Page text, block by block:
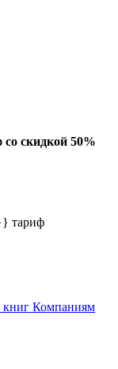
скидкой 50%
тариф
книг Компаниям